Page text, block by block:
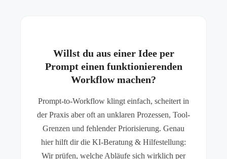
Willst du aus einer Idee per
Prompt einen funktionierenden
Workflow machen?
Prompt-to-Workflow klingt einfach, scheitert in
der Praxis aber oft an unklaren Prozessen, Tool-
Grenzen und fehlender Priorisierung. Genau
hier hilft dir die KI-Beratung & Hilfestellung:
Wir prüfen, welche Abläufe sich wirklich per